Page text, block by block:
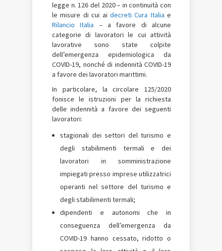
legge n. 126 del 2020 – in continuità con
le misure di cui ai decreti Cura Italia e
Rilancio Italia – a favore di alcune
categorie di lavoratori le cui attività
lavorative sono state colpite
dell’emergenza epidemiologica da
COVID-19, nonché di indennità COVID-19
a favore dei lavoratori marittimi.
In particolare, la circolare 125/2020
fonisce le istruzioni per la richiesta
delle indennità a favore dei seguenti
lavoratori:
stagionali dei settori del turismo e
degli stabilimenti termali e dei
lavoratori in somministrazione
impiegati presso imprese utilizzatrici
operanti nel settore del turismo e
degli stabilimenti termali;
dipendenti e autonomi che in
conseguenza dell’emergenza da
COVID-19 hanno cessato, ridotto o